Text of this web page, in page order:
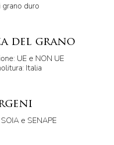
duro
del grano
UE e NON UE
Italia
e SENAPE